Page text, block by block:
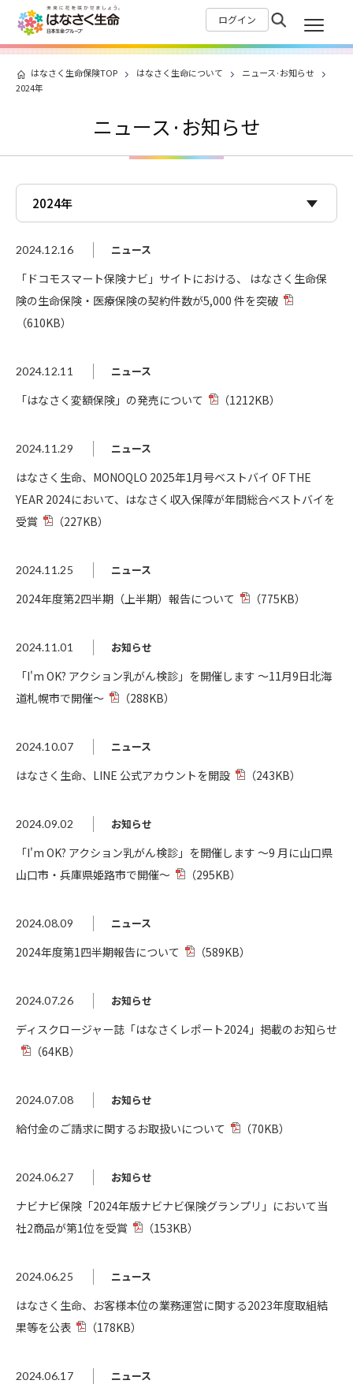
ログイン
はなさく生命保険TOP はなさく生命について
ニュース·お知らせ
2024年
ニュース·お知らせ
2024.12.16 ニュース
「ドコモスマート保険ナビ」サイトにおける、 はなさく生命保
険の生命保険・医療保険の契約件数が5,000 件を突破
（610KB）
2024.12.11 ニュース
「はなさく変額保険」の発売について （1212KB）
2024.11.29 ニュース
はなさく生命、MONOQLO 2025年1月号ベストバイ OF THE
YEAR 2024において、はなさく収入保障が年間総合ベストバイを
受賞
（227KB）
2024.11.25 ニュース
2024年度第2四半期（上半期）報告について （775KB）
2024.11.01 お知らせ
「I'm OK? アクション乳がん検診」を開催します ～11月9日北海
道札幌市で開催～
（288KB）
2024.10.07 ニュース
はなさく生命、LINE 公式アカウントを開設 （243KB）
2024.09.02 お知らせ
「I'm OK? アクション乳がん検診」を開催します ～9 月に山口県
山口市・兵庫県姫路市で開催～
（295KB）
2024.08.09 ニュース
2024年度第1四半期報告について （589KB）
2024.07.26 お知らせ
ディスクロージャー誌「はなさくレポート2024」掲載のお知らせ
（64KB）
2024.07.08 お知らせ
給付金のご請求に関するお取扱いについて （70KB）
2024.06.27 お知らせ
ナビナビ保険「2024年版ナビナビ保険グランプリ」において当
社2商品が第1位を受賞
（153KB）
2024.06.25 ニュース
はなさく生命、お客様本位の業務運営に関する2023年度取組結
果等を公表
（178KB）
2024.06.17 ニュース